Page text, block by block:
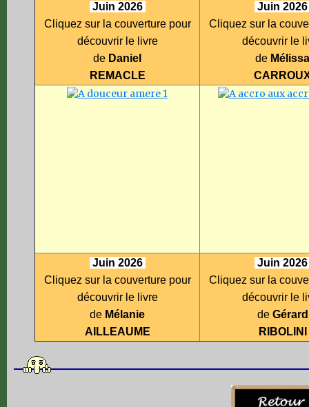
Juin 2026
Cliquez sur la couverture pour
découvrir le livre
de Daniel
REMACLE
Juin
Cliquez sur la
découvrir le
de Mélissa
Juin 2026
Cliquez sur la couverture pour
découvrir le livre
de Mélanie
AILLEAUME
Juin
Cliquez sur la
découvrir le
de Gérard
RIBOLINI